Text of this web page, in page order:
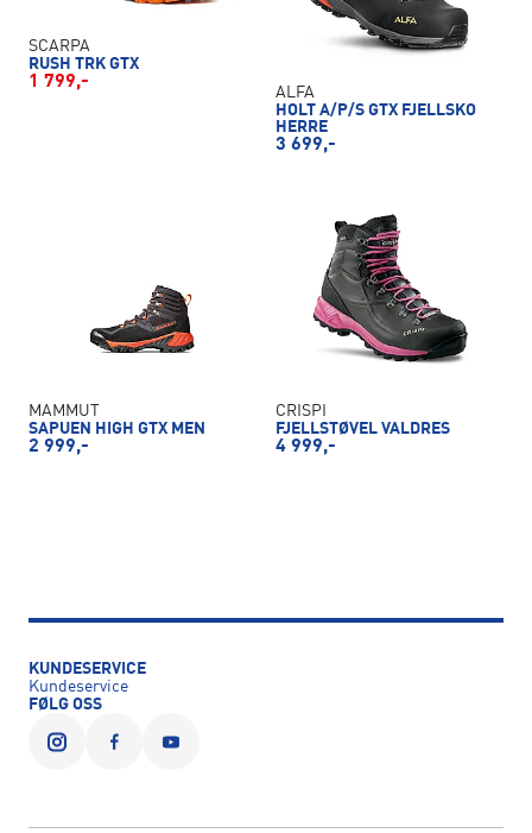
SCARPA
RUSH TRK GTX
1 799,-
ALFA
HOLT A/P/S GTX FJELLSKO
HERRE
3 699,-
MAMMUT
SAPUEN HIGH GTX MEN
2 999,-
CRISPI
FJELLSTØVEL VALDRES
4 999,-
KUNDESERVICE
Kundeservice
FØLG OSS